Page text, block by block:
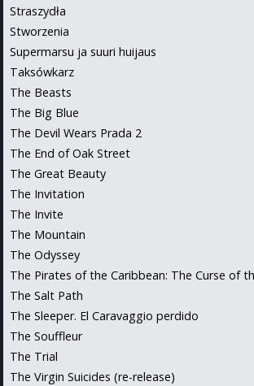
Straszydła
Stworzenia
Supermarsu ja suuri huijaus
Taksówkarz
The Beasts
The Big Blue
The Devil Wears Prada 2
The End of Oak Street
The Great Beauty
The Invitation
The Invite
The Mountain
The Odyssey
The Pirates of the Caribbean: The Curse of
The Salt Path
The Sleeper. El Caravaggio perdido
The Souffleur
The Trial
The Virgin Suicides (re-release)